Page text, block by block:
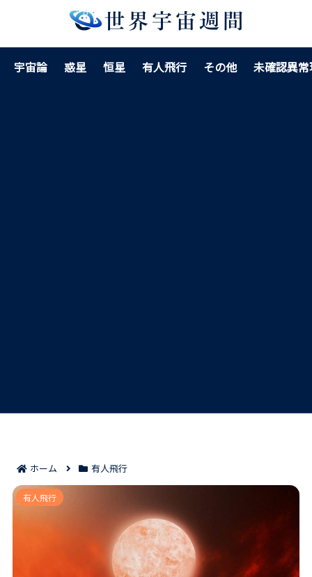
宇宙論 惑星 恒星 有人飛行 その他 未確認異
ホーム 有人飛行
宇宙服のデザインはどう決まるのか｜機能性・安全
性・ブランド性のバランスを読み解く！
有人飛行